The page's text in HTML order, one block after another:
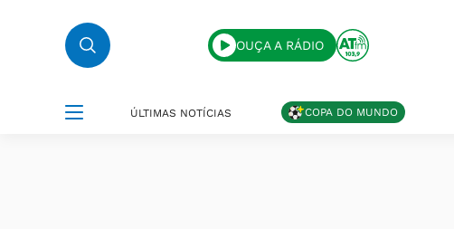
OUÇA A RÁDIO
ÚLTIMAS NOTÍCIAS COPA DO MUNDO